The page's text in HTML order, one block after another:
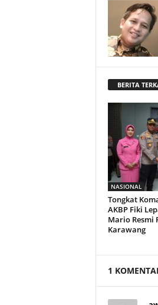
BERITA
NASIONAL
Tongkat
AKBP Fiki
Mario Resmi
Karawang
1